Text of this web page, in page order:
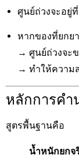
ศูนย์ถ่วงจะอยู่ที่
หากของที่ยกย
→ ศูนย์ถ่วงจะ
→ ทำให้ความ
หลักการคำ
สูตรพื้นฐานคือ
น้ำหนักยกจ